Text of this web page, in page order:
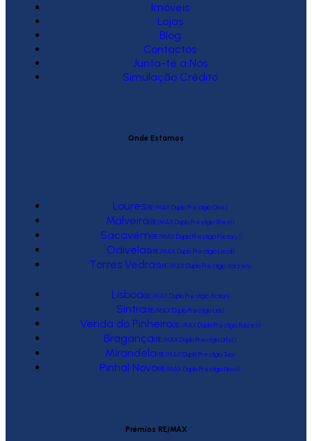
Imóveis
Lojas
Blog
Contactos
Junta-te a Nós
Simulação Crédito
Onde Estamos
Loures(RE/MAX Duplo Prestígio One)
Malveira(RE/MAX Duplo Prestígio West)
Sacavém(RE/MAX Duplo Prestígio Factory)
Odivelas(RE/MAX Duplo Prestígio Local)
Torres Vedras(RE/MAX Duplo Prestígio Várzea)
Lisboa(RE/MAX Duplo Prestígio Action)
Sintra(RE/MAX Duplo Prestígio Link)
Venda do Pinheiro(RE/MAX Duplo Prestígio Raízes)
Bragança(RE/MAX Duplo Prestígio Urbis)
Mirandela(RE/MAX Duplo Prestígio Tua)
Pinhal Novo(RE/MAX Duplo Prestígio Novo)
Prémios RE/MAX